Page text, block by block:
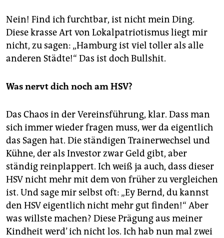
Nein! Find ich furchtbar, ist nicht mein Ding.
Diese krasse Art von Lokalpatriotismus liegt mir
nicht, zu sagen: „Hamburg ist viel toller als alle
anderen Städte!“ Das ist doch Bullshit.
Was nervt dich noch am HSV?
Das Chaos in der Vereinsführung, klar. Dass man
sich immer wieder fragen muss, wer da eigentlich
das Sagen hat. Die ständigen Trainerwechsel und
Kühne, der als Investor zwar Geld gibt, aber
ständig reinplappert. Ich weiß ja auch, dass dieser
HSV nicht mehr mit dem von früher zu vergleichen
ist. Und sage mir selbst oft: „Ey Bernd, du kannst
den HSV eigentlich nicht mehr gut finden!“ Aber
was willste machen? Diese Prägung aus meiner
Kindheit werd’ ich nicht los. Ich hab nun mal zwei